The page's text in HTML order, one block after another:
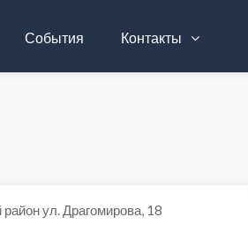
События Контакты
ул. Драгомирова, 18